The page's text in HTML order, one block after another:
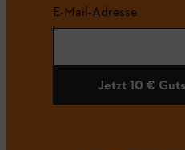
E-Mail-Adresse
Jetzt 10 €